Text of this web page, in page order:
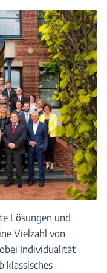
Lösungen und
Vielzahl von
Individualität
klassisches